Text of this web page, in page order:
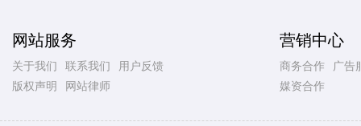
网站服务
关于我们 联系我们
用户反馈
版权声明
网站律师
营销中心
商务合作
广告
媒资合作